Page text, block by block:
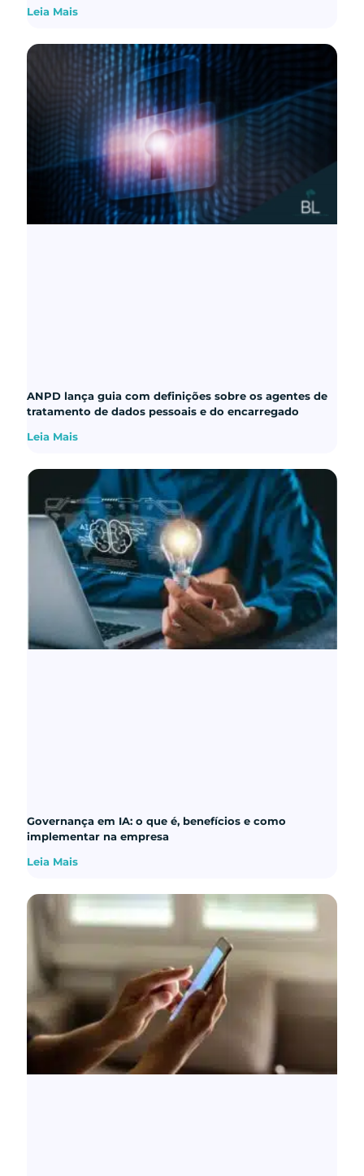
Leia Mais
ANPD lança guia com definições sobre os agentes de
tratamento de dados pessoais e do encarregado
Leia Mais
Governança em IA: o que é, benefícios e como
implementar na empresa
Leia Mais